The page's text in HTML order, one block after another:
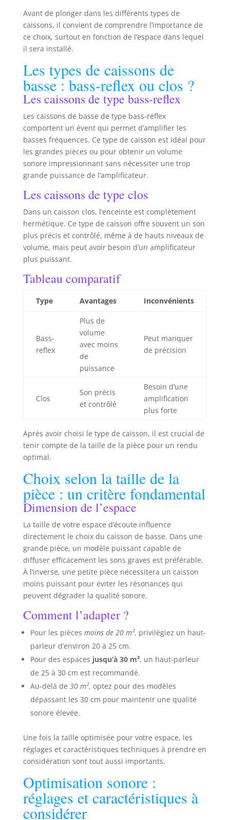
Avant de plonger dans les différents types de
caissons, il convient de comprendre l’importance de
ce choix, surtout en fonction de l’espace dans lequel
il sera installé.
Les types de caissons de
basse : bass-reflex ou clos ?
Les caissons de type bass-reflex
Les caissons de basse de type bass-reflex
comportent un évent qui permet d’amplifier les
basses fréquences. Ce type de caisson est idéal pour
les grandes pièces ou pour obtenir un volume
sonore impressionnant sans nécessiter une trop
grande puissance de l’amplificateur.
Les caissons de type clos
Dans un caisson clos, l’enceinte est complètement
hermétique. Ce type de caisson offre souvent un son
plus précis et contrôlé, même à de hauts niveaux de
volume, mais peut avoir besoin d’un amplificateur
plus puissant.
Tableau comparatif
Type Avantages Inconvénients
Bass-
reflex
Plus de
volume
avec moins
de
puissance
Peut manquer
de précision
Clos
Son précis
et contrôlé
Besoin d’une
amplification
plus forte
Après avoir choisi le type de caisson, il est crucial de
tenir compte de la taille de la pièce pour un rendu
optimal.
Choix selon la taille de la
pièce : un critère fondamental
Dimension de l’espace
La taille de votre espace d’écoute influence
directement le choix du caisson de basse. Dans une
grande pièce, un modèle puissant capable de
diffuser efficacement les sons graves est préférable.
À l’inverse, une petite pièce nécessitera un caisson
moins puissant pour éviter les résonances qui
peuvent dégrader la qualité sonore.
Comment l’adapter ?
Pour les pièces moins de 20 m², privilégiez un haut-
parleur d’environ 20 à 25 cm.
Pour des espaces jusqu’à 30 m², un haut-parleur
de 25 à 30 cm est recommandé.
Au-delà de 30 m², optez pour des modèles
dépassant les 30 cm pour maintenir une qualité
sonore élevée.
Une fois la taille optimisée pour votre espace, les
réglages et caractéristiques techniques à prendre en
considération sont tout aussi importants.
Optimisation sonore :
réglages et caractéristiques à
considérer